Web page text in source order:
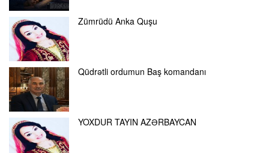
Zümrüdü Anka Quşu
Qüdrətli ordumun Baş komandanı
YOXDUR TAYIN AZƏRBAYCAN